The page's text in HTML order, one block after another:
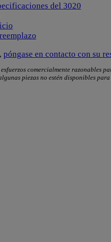
del 3020
póngase en contacto con su
comercialmente razonables
piezas no estén disponibles